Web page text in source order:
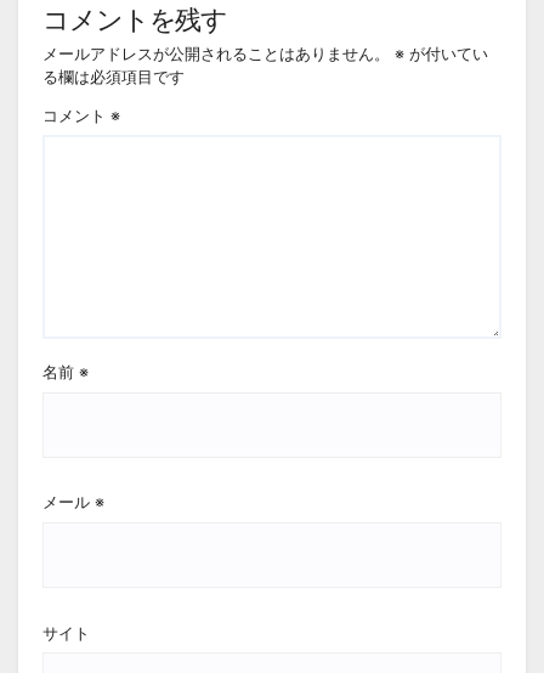
コメントを残す
メールアドレスが公開されることはありません。 ※ が付いてい
る欄は必須項目です
コメント ※
名前 ※
メール ※
サイト